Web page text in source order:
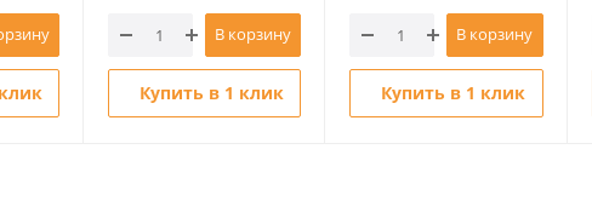
В корзину
Купить в 1 клик
В корзину
Купить в 1 клик